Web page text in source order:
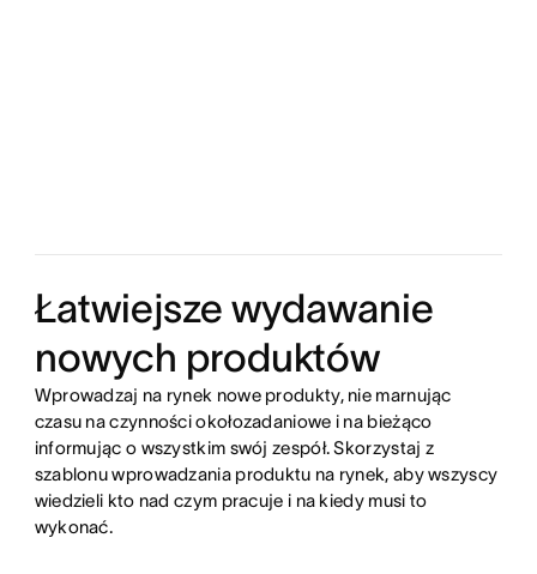
Łatwiejsze wydawanie
nowych produktów
Wprowadzaj na rynek nowe produkty, nie marnując
czasu na czynności okołozadaniowe i na bieżąco
informując o wszystkim swój zespół. Skorzystaj z
szablonu wprowadzania produktu na rynek, aby wszyscy
wiedzieli kto nad czym pracuje i na kiedy musi to
wykonać.